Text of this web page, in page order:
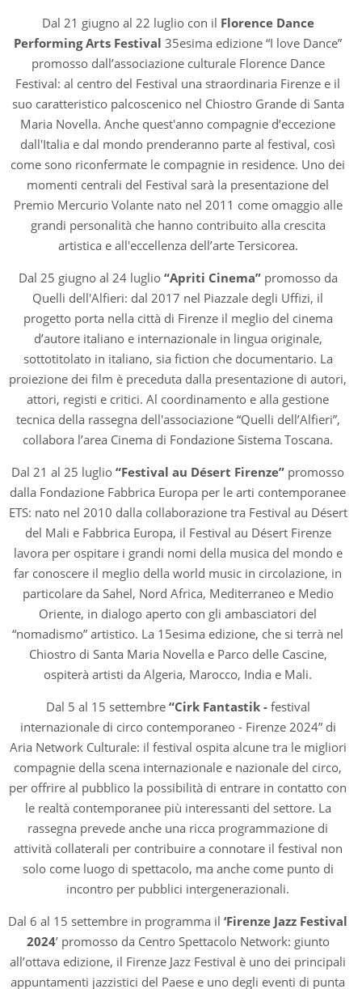
Dal 21 giugno al 22 luglio con il Florence Dance
Performing Arts Festival35esima edizione “I love Dance”
promosso dall’associazione culturale Florence Dance
Festival: al centro del Festival una straordinaria Firenze e il
suo caratteristico palcoscenico nel Chiostro Grande di Santa
Maria Novella. Anche quest'anno compagnie d’eccezione
dall'Italia e dal mondo prenderanno parte al festival, così
come sono riconfermate le compagnie in residence. Uno dei
momenti centrali del Festival sarà la presentazione del
Premio Mercurio Volante nato nel 2011 come omaggio alle
grandi personalità che hanno contribuito alla crescita
artistica e all'eccellenza dell’arte Tersicorea.
Dal 25 giugno al 24 luglio“Apriti Cinema”promosso da
Quelli dell'Alfieri: dal 2017 nel Piazzale degli Uffizi, il
progetto porta nella città di Firenze il meglio del cinema
d’autore italiano e internazionale in lingua originale,
sottotitolato in italiano, sia fiction che documentario. La
proiezione dei film è preceduta dalla presentazione di autori,
attori, registi e critici. Al coordinamento e alla gestione
tecnica della rassegna dell'associazione “Quelli dell’Alfieri”,
collabora l’area Cinema di Fondazione Sistema Toscana.
Dal 21 al 25 luglio “Festival au Désert Firenze” promosso
dalla Fondazione Fabbrica Europa per le arti contemporanee
ETS: nato nel 2010 dalla collaborazione tra Festival au Désert
del Mali e Fabbrica Europa, il Festival au Désert Firenze
lavora per ospitare i grandi nomi della musica del mondo e
far conoscere il meglio della world music in circolazione, in
particolare da Sahel, Nord Africa, Mediterraneo e Medio
Oriente, in dialogo aperto con gli ambasciatori del
“nomadismo” artistico. La 15esima edizione, che si terrà nel
Chiostro di Santa Maria Novella e Parco delle Cascine,
ospiterà artisti da Algeria, Marocco, India e Mali.
Dal 5 al 15 settembre “Cirk Fantastik - festival
internazionale di circo contemporaneo - Firenze 2024” di
Aria Network Culturale: il festival ospita alcune tra le migliori
compagnie della scena internazionale e nazionale del circo,
per offrire al pubblico la possibilità di entrare in contatto con
le realtà contemporanee più interessanti del settore. La
rassegna prevede anche una ricca programmazione di
attività collaterali per contribuire a connotare il festival non
solo come luogo di spettacolo, ma anche come punto di
incontro per pubblici intergenerazionali.
Dal 6 al 15 settembre in programma il‘Firenze Jazz Festival
2024’ promosso da Centro Spettacolo Network: giunto
all’ottava edizione, il Firenze Jazz Festival è uno dei principali
appuntamenti jazzistici del Paese e uno degli eventi di punta